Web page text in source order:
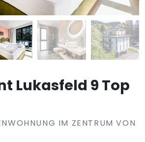
Lukasfeld 9 Top
IM ZENTRUM VON